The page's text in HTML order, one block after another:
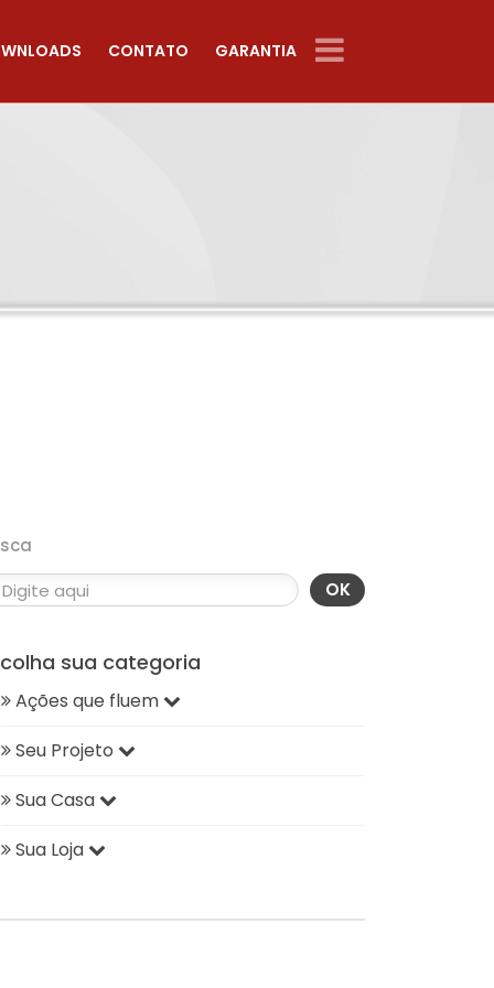
CONTATO GARANTIA
OK
sua categoria
Ações que fluem
Seu Projeto
Sua Casa
Sua Loja